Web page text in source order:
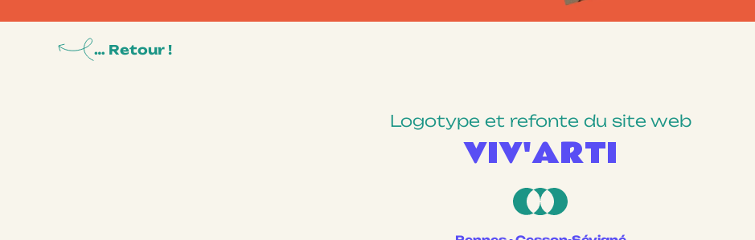
… Retour !
Logotype et refonte du site web
VIV'ARTI